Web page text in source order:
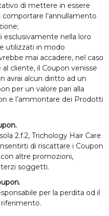
di mettere in essere
l’annullamento
esclusivamente nella loro
utilizzati in modo
mai accadere, nel caso
cliente, il Coupon venisse
avrai alcun diritto ad un
per un valore pari alla
e l’ammontare dei Prodotti
2.f.2, Trichology Hair Care
di riscattare i Coupon
altre promozioni,
soggetti.
per la perdita od il